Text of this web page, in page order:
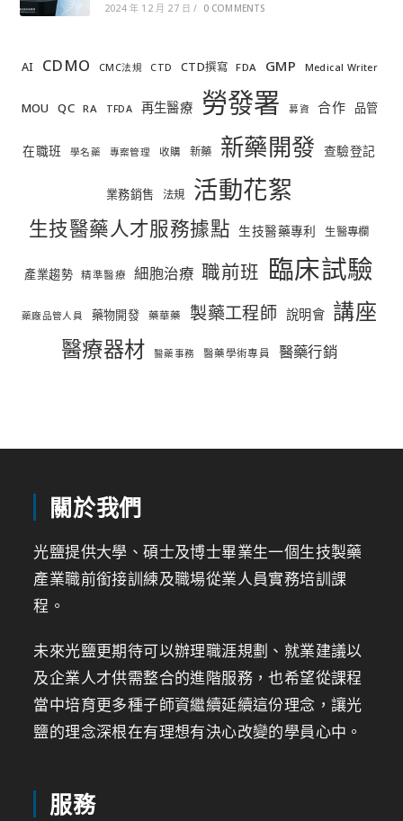
2024 年 12 月 27 日 / 0 COMMENTS
AI CDMO CMC法規 CTD CTD撰寫 FDA GMP Medical Writer
MOU QC RA TFDA 再生醫療 勞發署 募資 合作 品管
在職班 學名藥 專案管理 收購 新藥 新藥開發 查驗登記
業務銷售 法規 活動花絮
生技醫藥人才服務據點 生技醫藥專利 生醫專欄
產業趨勢 精準醫療 細胞治療 職前班 臨床試驗
藥廠品管人員 藥物開發 藥華藥 製藥工程師 說明會 講座
醫療器材 醫藥事務 醫藥學術專員 醫藥行銷
關於我們
光鹽提供大學、碩士及博士畢業生一個生技製藥
產業職前銜接訓練及職場從業人員實務培訓課
程。
未來光鹽更期待可以辦理職涯規劃、就業建議以
及企業人才供需整合的進階服務，也希望從課程
當中培育更多種子師資繼續延續這份理念，讓光
鹽的理念深根在有理想有決心改變的學員心中。
服務